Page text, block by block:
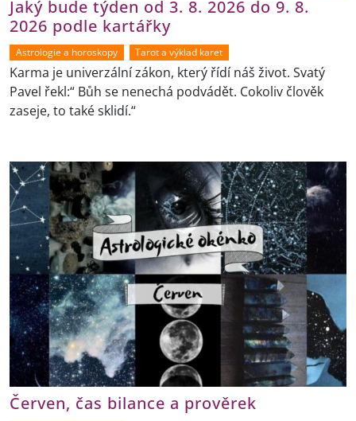
Jaký bude týden od 3. 8. 2026 do 9. 8.
2026 podle kartářky
Astrologie a horoskopy Tarot a výklad karet
Karma je univerzální zákon, který řídí náš život. Svatý
Pavel řekl:“ Bůh se nenechá podvádět. Cokoliv člověk
zaseje, to také sklidí.“
Červen, čas bilance a prověrek